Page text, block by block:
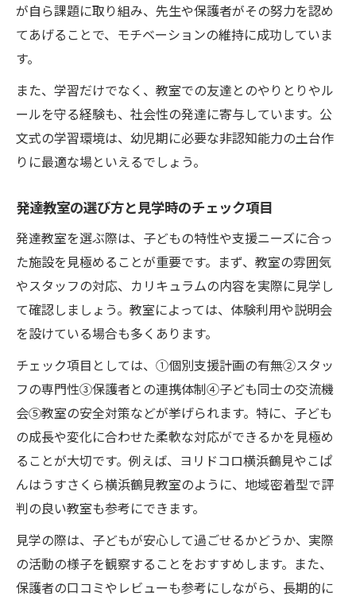
が自ら課題に取り組み、先生や保護者がその努力を認め
てあげることで、モチベーションの維持に成功していま
す。
また、学習だけでなく、教室での友達とのやりとりやル
ールを守る経験も、社会性の発達に寄与しています。公
文式の学習環境は、幼児期に必要な非認知能力の土台作
りに最適な場といえるでしょう。
発達教室の選び方と見学時のチェック項目
発達教室を選ぶ際は、子どもの特性や支援ニーズに合っ
た施設を見極めることが重要です。まず、教室の雰囲気
やスタッフの対応、カリキュラムの内容を実際に見学し
て確認しましょう。教室によっては、体験利用や説明会
を設けている場合も多くあります。
チェック項目としては、①個別支援計画の有無②スタッ
フの専門性③保護者との連携体制④子ども同士の交流機
会⑤教室の安全対策などが挙げられます。特に、子ども
の成長や変化に合わせた柔軟な対応ができるかを見極め
ることが大切です。例えば、ヨリドコロ横浜鶴見やこぱ
んはうすさくら横浜鶴見教室のように、地域密着型で評
判の良い教室も参考にできます。
見学の際は、子どもが安心して過ごせるかどうか、実際
の活動の様子を観察することをおすすめします。また、
保護者の口コミやレビューも参考にしながら、長期的に